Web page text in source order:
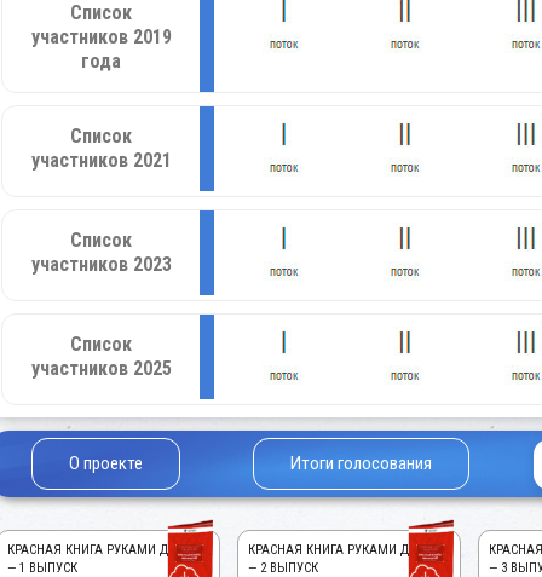
Список
участников 2019
года
Список
участников 2021
Список
участников 2023
Список
участников 2025
О проекте Итоги голосования
КРАСНАЯ КНИГА РУКАМИ ДЕТЕЙ!
— 1 ВЫПУСК
КРАСНАЯ КНИГА РУКАМИ ДЕТЕЙ!
— 2 ВЫПУСК
— 3